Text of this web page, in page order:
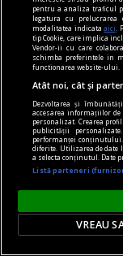
nici așa, nici
Cum trebuie
Nu cred în nici
pe
individuale.
Andrei PLEŞU
pentru a analiza traficul
legatura cu prelucrarea
modalitatea indicataaici
tip Cookie, care implica
Vendor-ii cu care
schimba preferintele in
functionarea website-ului.
Atât noi, cât și
Dezvoltarea și
accesarea informațiilor
personalizat. Crearea
publicității
performanței
diferite. Utilizarea de
a selecta conținutul. Date
Listă parteneri
VREAU